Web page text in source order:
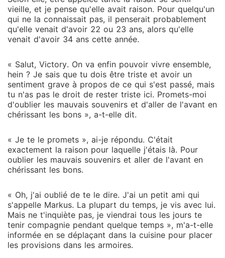
vieille, et je pense qu'elle avait raison. Pour quelqu'un
qui ne la connaissait pas, il penserait probablement
qu'elle venait d'avoir 22 ou 23 ans, alors qu'elle
venait d'avoir 34 ans cette année.
« Salut, Victory. On va enfin pouvoir vivre ensemble,
hein ? Je sais que tu dois être triste et avoir un
sentiment grave à propos de ce qui s'est passé, mais
tu n'as pas le droit de rester triste ici. Promets-moi
d'oublier les mauvais souvenirs et d'aller de l'avant en
chérissant les bons », a-t-elle dit.
« Je te le promets », ai-je répondu. C'était
exactement la raison pour laquelle j'étais là. Pour
oublier les mauvais souvenirs et aller de l'avant en
chérissant les bons.
« Oh, j'ai oublié de te le dire. J'ai un petit ami qui
s'appelle Markus. La plupart du temps, je vis avec lui.
Mais ne t'inquiète pas, je viendrai tous les jours te
tenir compagnie pendant quelque temps », m'a-t-elle
informée en se déplaçant dans la cuisine pour placer
les provisions dans les armoires.